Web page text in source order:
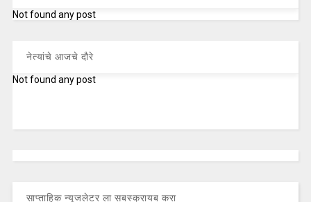
Not found any post
नेत्यांचे आजचे दौरे
Not found any post
साप्ताहिक न्यूजलेटर ला सबस्क्रायब करा